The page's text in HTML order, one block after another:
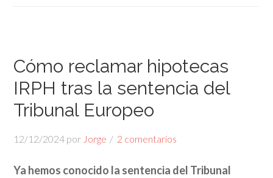
Cómo reclamar hipotecas
IRPH tras la sentencia del
Tribunal Europeo
12/12/2024 por Jorge 2 comentarios
Ya hemos conocido la sentencia del Tribunal